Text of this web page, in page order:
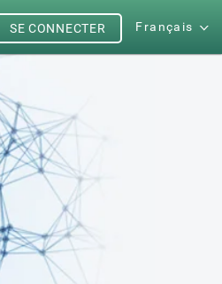
Français
SE CONNECTER